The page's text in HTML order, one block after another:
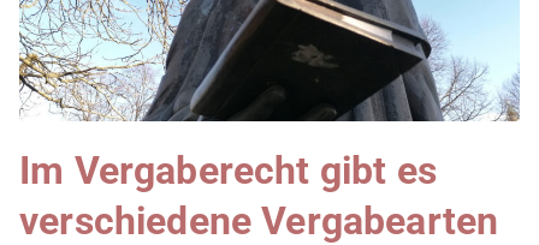
Im Vergaberecht gibt es
verschiedene Vergabearten